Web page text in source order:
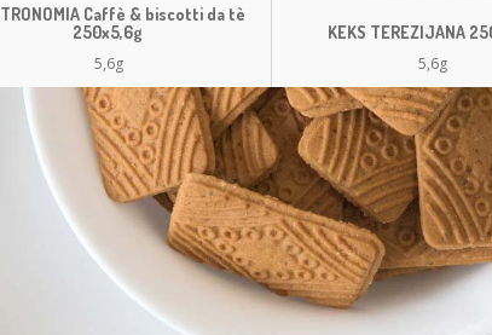
Caffè & biscotti da tè
250x5,6g
5,6g
KEKS TEREZIJANA
5,6g